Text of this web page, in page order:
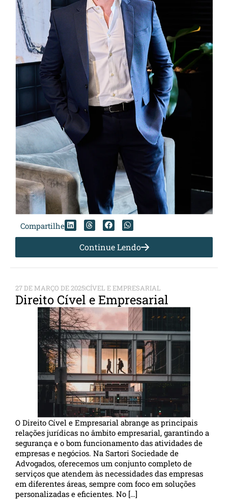
Compartilhe
Continue Lendo
27 DE MARÇO DE 2025CÍVEL E EMPRESARIAL
Direito Cível e Empresarial
O Direito Cível e Empresarial abrange as principais
relações jurídicas no âmbito empresarial, garantindo a
segurança e o bom funcionamento das atividades de
empresas e negócios. Na Sartori Sociedade de
Advogados, oferecemos um conjunto completo de
serviços que atendem às necessidades das empresas
em diferentes áreas, sempre com foco em soluções
personalizadas e eficientes. No […]